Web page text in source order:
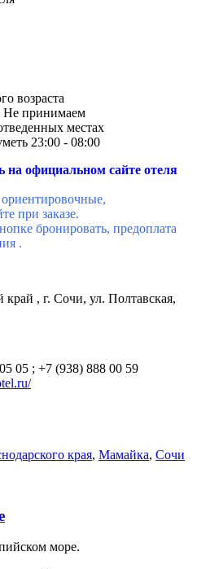
возраста
принимаем
местах
23:00 - 08:00
официальном сайте отеля
при заказе.
бронировать, предоплата
.
край , г. Сочи, ул. Полтавская,
05 ; +7 (938) 888 00 59
края, Мамайка, Сочи